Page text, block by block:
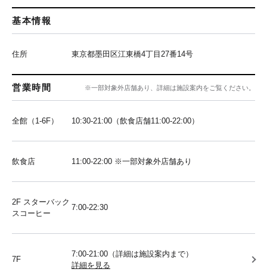
基本情報
住所 東京都墨田区江東橋4丁目27番14号
営業時間 ※一部対象外店舗あり、詳細は施設案内をご覧ください。
全館（1-6F） 10:30-21:00（飲食店舗11:00-22:00）
飲食店 11:00-22:00 ※一部対象外店舗あり
2F スターバック
スコーヒー
7:00-22:30
7F
7:00-21:00（詳細は施設案内まで）
詳細を見る